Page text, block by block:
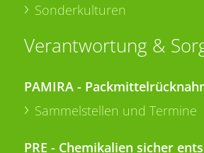
Sonderkulturen
Verantwortung &
PAMIRA -
Sammelstellen und Termine
PRE - Chemikalien sicher